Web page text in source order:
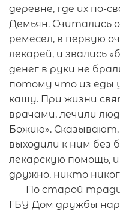
деревне, где их по-
Демьян. Считались
ремесел, в первую
лекарей, и звались
денег в руки не
потому что из еды
кашу. При жизни
врачами, лечили
Божию». Сказывают,
выходили к ним без
лекарскую помощь,
дружно, никто
По старой
ГБУ Дом дружбы